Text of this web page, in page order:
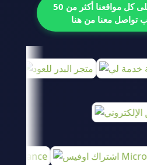
ضع إعلانك هنا وعلى كل مواقعنا أكثر من 50
تواصل معنا من هنا